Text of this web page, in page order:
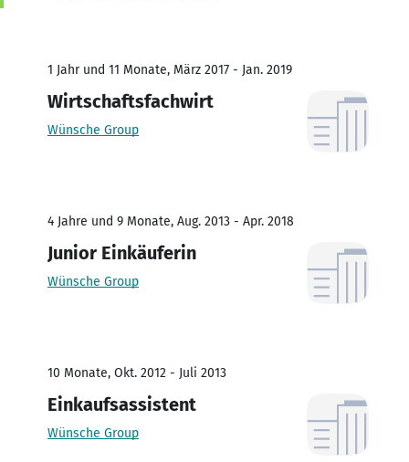
1 Jahr und 11 Monate, März 2017 - Jan. 2019
Wirtschaftsfachwirt
Wünsche Group
4 Jahre und 9 Monate, Aug. 2013 - Apr. 2018
Junior Einkäuferin
Wünsche Group
10 Monate, Okt. 2012 - Juli 2013
Einkaufsassistent
Wünsche Group